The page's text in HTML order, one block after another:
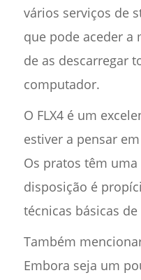
vários serviços de
que pode aceder a
de as descarregar
computador.
O FLX4 é um
estiver a pensar
Os pratos têm uma
disposição é
técnicas básicas
Também
Embora seja um